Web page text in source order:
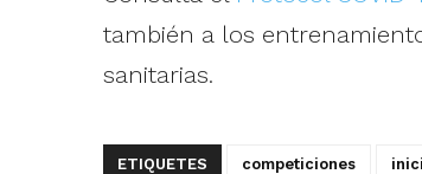
también a los
sanitarias.
ETIQUETES competiciones